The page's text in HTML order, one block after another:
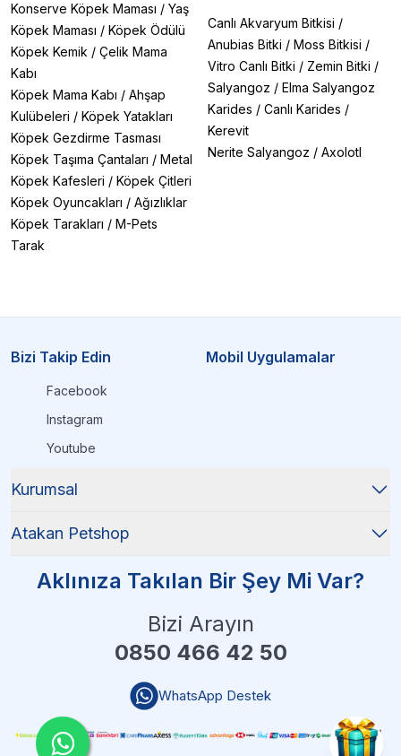
Konserve Köpek Maması / Yaş
Köpek Maması / Köpek Ödülü
Köpek Kemik / Çelik Mama
Kabı
Köpek Mama Kabı / Ahşap
Kulübeleri / Köpek Yatakları
Köpek Gezdirme Tasması
Köpek Taşıma Çantaları / Metal
Köpek Kafesleri / Köpek Çitleri
Köpek Oyuncakları / Ağızlıklar
Köpek Tarakları / M-Pets
Tarak
Canlı Akvaryum Bitkisi /
Anubias Bitki / Moss Bitkisi /
Vitro Canlı Bitki / Zemin Bitki /
Salyangoz / Elma Salyangoz
Karides / Canlı Karides /
Kerevit
Nerite Salyangoz / Axolotl
Bizi Takip Edin
Facebook
Instagram
Youtube
Mobil Uygulamalar
Kurumsal
Atakan Petshop
Aklınıza Takılan Bir Şey Mi Var?
Bizi Arayın
0850 466 42 50
WhatsApp Destek